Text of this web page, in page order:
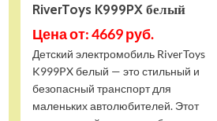
RiverToys K999PX белый
Цена от: 4669 руб.
Детский электромобиль RiverToys
K999PX белый — это стильный и
безопасный транспорт для
маленьких автолюбителей. Этот